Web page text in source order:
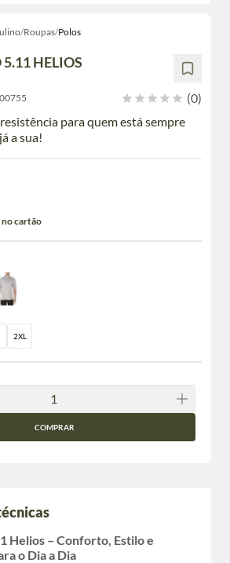
/Roupas/Polos
HELIOS
(0)
para quem está sempre
a sua!
no cartão
2XL
COMPRAR
Helios – Conforto, Estilo e
o Dia a Dia